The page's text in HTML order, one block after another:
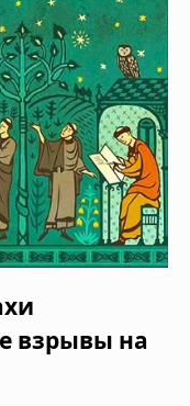
взрывы на